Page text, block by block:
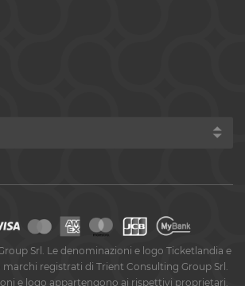
Srl. Le denominazioni e logo Ticketlandia e
marchi registrati di Trient Consulting Group Srl.
e logo appartengono ai rispettivi proprietari.